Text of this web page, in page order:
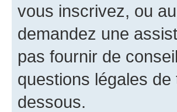
vous inscrivez, ou
demandez une
pas fournir de
questions légales
dessous.